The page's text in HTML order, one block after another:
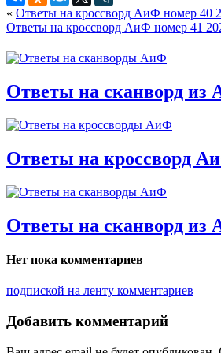
« Ответы на кроссворд АиФ номер 40
Ответы на кроссворд АиФ номер 41
Ответы на сканворд из
Ответы на кроссворд
Ответы на сканворд из
Нет пока комментариев
подпиской на ленту комментариев
Добавить комментарий